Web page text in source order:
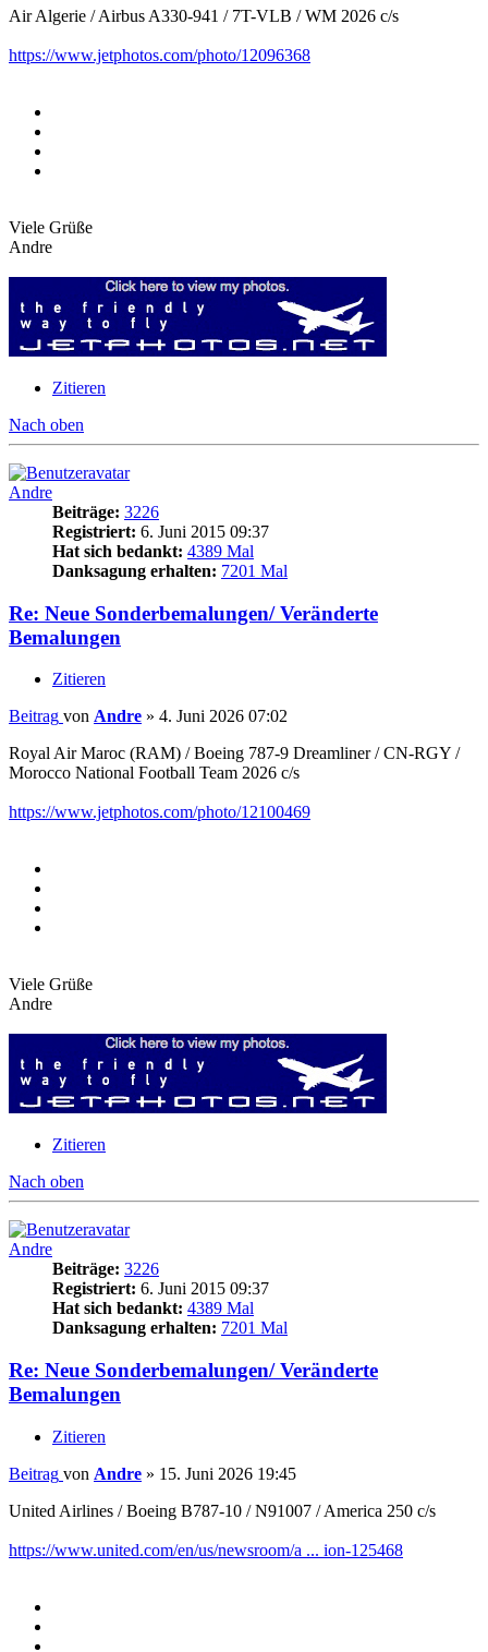
Air Algerie / Airbus A330-941 / 7T-VLB / WM 2026 c/s
https://www.jetphotos.com/photo/12096368
Viele Grüße
Andre
Zitieren
Nach oben
Andre
Beiträge: 3226
Registriert: 6. Juni 2015 09:37
Hat sich bedankt: 4389 Mal
Danksagung erhalten: 7201 Mal
Re: Neue Sonderbemalungen/ Veränderte
Bemalungen
Zitieren
Beitrag von Andre » 4. Juni 2026 07:02
Royal Air Maroc (RAM) / Boeing 787-9 Dreamliner / CN-RGY /
Morocco National Football Team 2026 c/s
https://www.jetphotos.com/photo/12100469
Viele Grüße
Andre
Zitieren
Nach oben
Andre
Beiträge: 3226
Registriert: 6. Juni 2015 09:37
Hat sich bedankt: 4389 Mal
Danksagung erhalten: 7201 Mal
Re: Neue Sonderbemalungen/ Veränderte
Bemalungen
Zitieren
Beitrag von Andre » 15. Juni 2026 19:45
United Airlines / Boeing B787-10 / N91007 / America 250 c/s
https://www.united.com/en/us/newsroom/a ... ion-125468